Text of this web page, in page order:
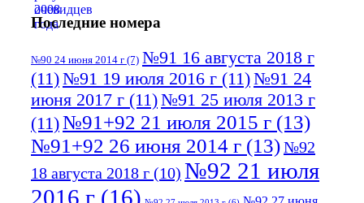
Последние номера
№90 24 июня 2014 г (7) №91 16 августа 2018 г
(11)№91 19 июля 2016 г (11)№91 24
июня 2017 г (11)№91 25 июля 2013 г
(11)№91+92 21 июля 2015 г (13)
№91+92 26 июня 2014 г (13)№92
18 августа 2018 г (10) №92 21 июля
2016 г (16)